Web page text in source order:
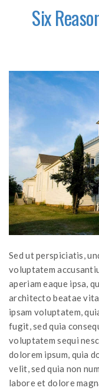
Six
Sed ut perspiciatis,
voluptatem
aperiam eaque ipsa,
architecto beatae
ipsam voluptatem,
fugit, sed quia
voluptatem sequi
dolorem ipsum, quia
velit, sed quia non
labore et dolore